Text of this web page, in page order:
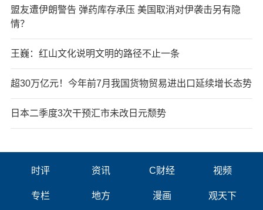
盟友遭伊朗警告 弹药库存承压 美国取消对伊袭击另有隐
情？
王巍：红山文化说明文明的路径不止一条
超30万亿元！今年前7月我国货物贸易进出口延续增长态势
日本二季度3次干预汇市未改日元颓势
时评 资讯 C财经 视频
专栏 地方 漫画 观天下